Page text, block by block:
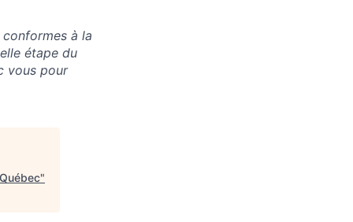
à la
étape du
vous pour
"